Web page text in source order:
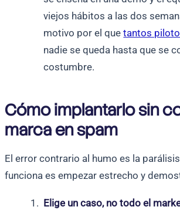
viejos hábitos a las dos
motivo por el quetantos
nadie se queda hasta que se
costumbre.
Cómo implantarlo sin
marca en spam
El error contrario al humo es la
funciona es empezar estrecho y
Elige un caso, no todo el